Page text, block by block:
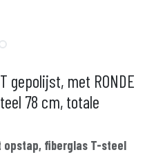
gepolijst, met RONDE
78 cm, totale
opstap, fiberglas T-steel